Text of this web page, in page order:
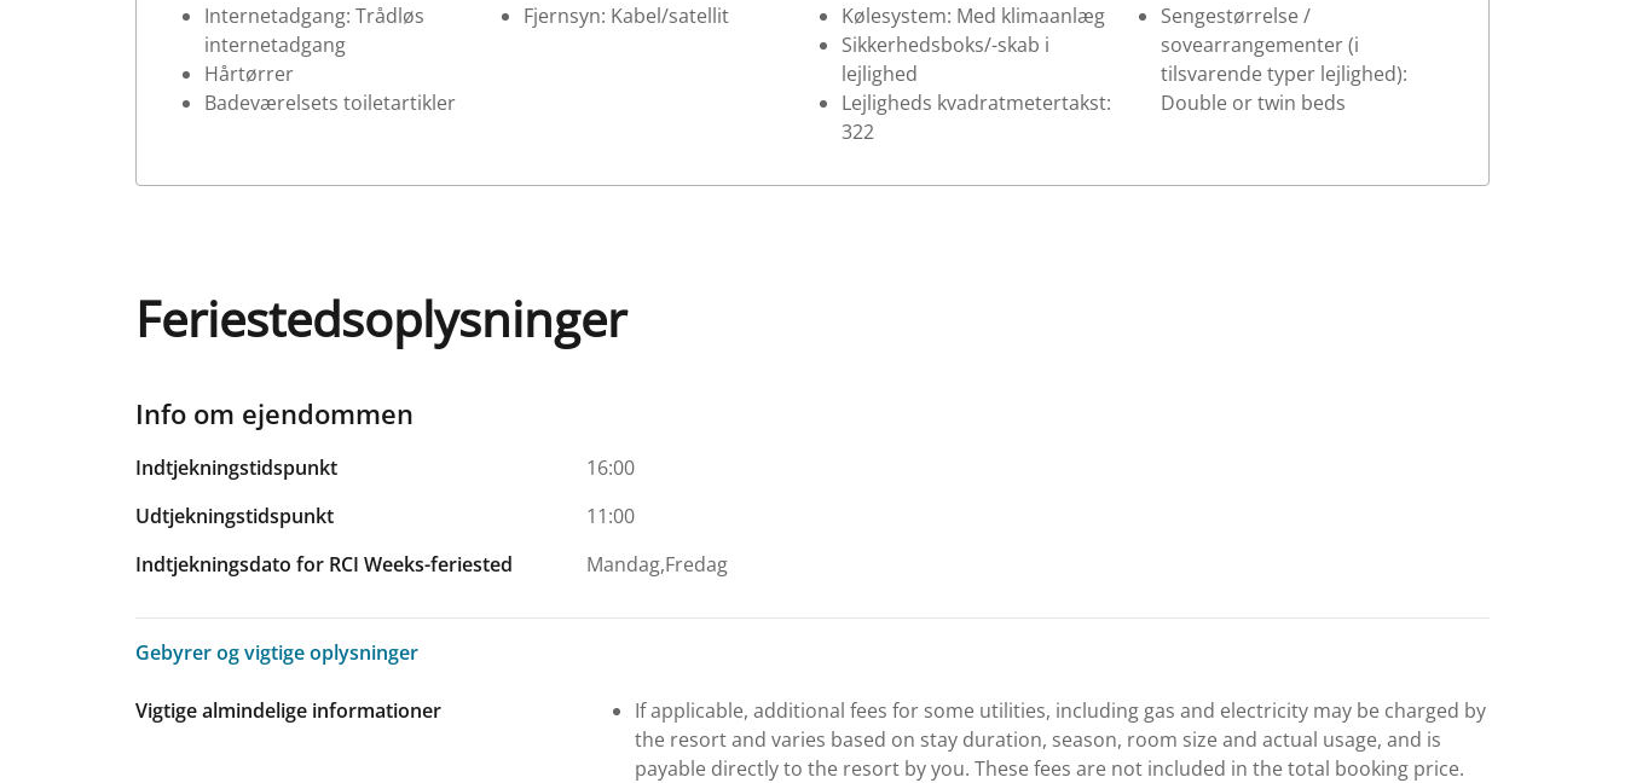
Internetadgang: Trådløs
internetadgang
Hårtørrer
Badeværelsets toiletartikler
Fjernsyn: Kabel/satellit
Kølesystem: Med klimaanlæg
Sikkerhedsboks/-skab i
lejlighed
Lejligheds kvadratmetertakst:
322
Sengestørrelse /
sovearrangementer (i
tilsvarende typer lejlighed):
Double or twin beds
Feriestedsoplysninger
Info om ejendommen
Indtjekningstidspunkt
16:00
Udtjekningstidspunkt
11:00
Indtjekningsdato for RCI Weeks-feriested
Mandag,Fredag
Gebyrer og vigtige oplysninger
Gebyrer og vigtige oplysninger
Vigtige almindelige informationer
If applicable, additional fees for some utilities, including gas and electricity may be charged by
the resort and varies based on stay duration, season, room size and actual usage, and is
payable directly to the resort by you. These fees are not included in the total booking price.